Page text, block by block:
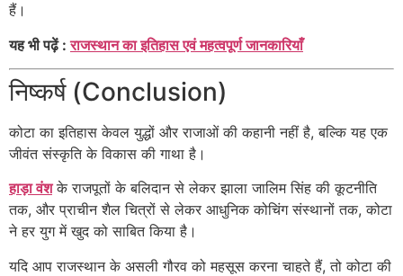
हैं।
यह भी पढ़ें :राजस्थान का इतिहास एवं महत्वपूर्ण जानकारियाँ
निष्कर्ष (Conclusion)
कोटा का इतिहास केवल युद्धों और राजाओं की कहानी नहीं है, बल्कि यह एक
जीवंत संस्कृति के विकास की गाथा है।
हाड़ा वंशके राजपूतों के बलिदान से लेकर झाला जालिम सिंह की कूटनीति
तक, और प्राचीन शैल चित्रों से लेकर आधुनिक कोचिंग संस्थानों तक, कोटा
ने हर युग में खुद को साबित किया है।
यदि आप राजस्थान के असली गौरव को महसूस करना चाहते हैं, तो कोटा की